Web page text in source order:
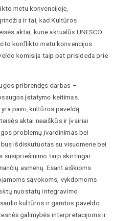
metu konvencijoje,
ir tai, kad Kultūros
aktai, kurie aktualūs UNESCO
konflikto metu konvencijos
komisija taip pat prisideda prie
pribrendęs darbas –
įstatymo keitimas.
paini, kultūros paveldą
aktai neaiškūs ir įvairiai
problemų įvardinimas bei
išdiskutuotas su visuomene bei
susipriešinimo tarp skirtingai
asmenų. Esant aiškioms
sąvokoms, vykdomoms
nuostatų integravimo
kultūros ir gamtos paveldo
galimybės interpretacijoms ir